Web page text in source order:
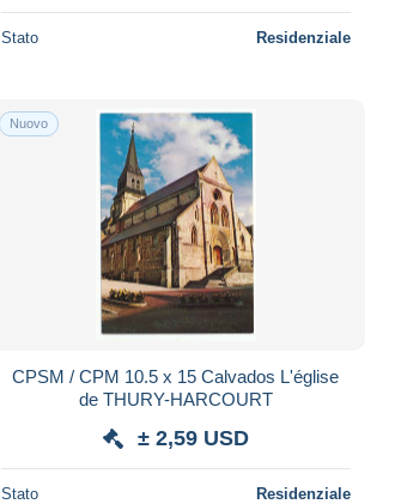
Stato Residenziale
Nuovo
CPSM / CPM 10.5 x 15 Calvados L'église
de THURY-HARCOURT
± 2,59 USD
Stato Residenziale